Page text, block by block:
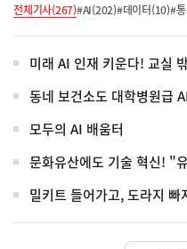
전체기사(267)#AI(202)#데이터(10)#
미래 AI 인재 키운다! 교실
동네 보건소도 대학병원급
모두의 AI 배움터
문화유산에도 기술 혁신! "
밀키트 들어가고, 도라지 빠